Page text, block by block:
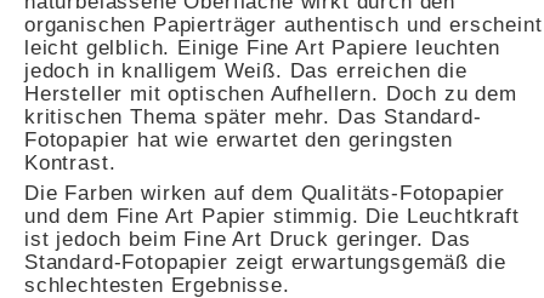
organischen Papierträger authentisch und erscheint
leicht gelblich. Einige Fine Art Papiere leuchten
jedoch in knalligem Weiß. Das erreichen die
Hersteller mit optischen Aufhellern. Doch zu dem
kritischen Thema später mehr. Das Standard-
Fotopapier hat wie erwartet den geringsten
Kontrast.
Die Farben wirken auf dem Qualitäts-Fotopapier
und dem Fine Art Papier stimmig. Die Leuchtkraft
ist jedoch beim Fine Art Druck geringer. Das
Standard-Fotopapier zeigt erwartungsgemäß die
schlechtesten Ergebnisse.